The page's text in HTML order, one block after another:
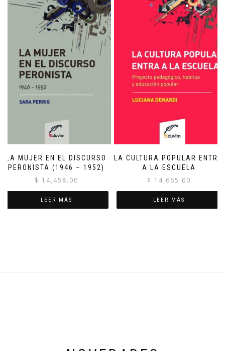
LA MUJER EN EL DISCURSO
PERONISTA (1946 – 1952)
$ 14,458.00
LEER MÁS
LA CULTURA POPULAR ENTRA
A LA ESCUELA
$ 14,665.00
LEER MÁS